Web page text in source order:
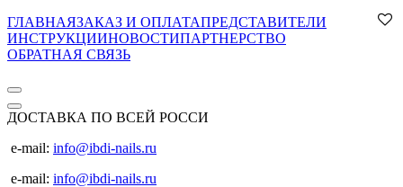
ГЛАВНАЯЗАКАЗ И ОПЛАТАПРЕДСТАВИТЕЛИ
ИНСТРУКЦИИНОВОСТИПАРТНЕРСТВО
ОБРАТНАЯ СВЯЗЬ
ДОСТАВКА ПО ВСЕЙ РОССИ
e-mail: info@ibdi-nails.ru
e-mail: info@ibdi-nails.ru